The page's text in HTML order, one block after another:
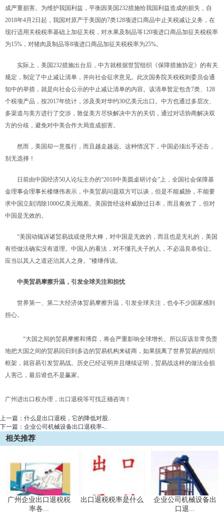
成严重损害。为维护我国利益，平衡因美国232措施给我国利益造成的损失，自
2018年4月2日起，我国对原产于美国的7类128项进口商品中止关税减让义务，在
现行适用关税税率基础上加征关税，对水果及制品等120项进口商品加征关税税率
为15%，对猪肉及制品等8项进口商品加征关税税率为25%。
实际上，美国232措施出台后，中方就根据世贸组织《保障措施协定》的有关
规定，制定了中止减让清单，并向社会征求意见。此次国务院关税税则委员会通
知中的举措，就是向社会公示的中止减让清单的内容。该清单暂定包含7类、128
个税项产品，按2017年统计，涉及美对华约30亿美元出口。中方也通过多层次、
多渠道与美方进行了交涉，敦促美方尽快解决中方的关切，通过对话协商解决双
方的分歧，避免对中美合作大局造成损害。
然而，美国却一意孤行，而且越走越远。这种情况下，中国必须出手还击，
别无选择！
日前由中国经济50人论坛主办的“2018中美圆桌研讨会”上，全国社会保障基
金理事会理事长楼继伟表示，中美贸易问题双方可以谈，但是不能威胁，不能要
求中国立刻消除1000亿美元顺差。美国曾经这样威胁过日本，而且奏效了，但对
中国是无效的。
“美国动辄诉诸贸易战或使用大棒，对中国是无效的，而且也是无礼的，美国
有些做法确实没有道理。中国人的看法，对不懂孔夫子的人，不必温良恭俭让。
应当以其人之道还治其人之身。”楼继伟说。
中美贸易摩擦升温，引发全球关注和担忧
世界第一、第二大经济体贸易摩擦升温，引发全球关注，也令不少国家感到
担心。
“大国之间的贸易摩擦和博弈，将会严重影响全球增长。所以应该非常负责
地把大国之间的贸易回归到多边的贸易机构来磋商，如果脱离了世界贸易的组织
框架，就容易引发贸易战。历史已经证明并且继续证明，贸易战这样的做法会损
人害己，最后谁也不是赢家。
广州进出口权办理，出口退税等可找正穗咨询！
上一篇： 什么是出口退税，它的降低对股..
下一篇： 企业公司机械设备出口退税率-..
相关推荐
广州企业出口退税税
率各...
出口退税税率是什么
企业公司机械设备出
口退...